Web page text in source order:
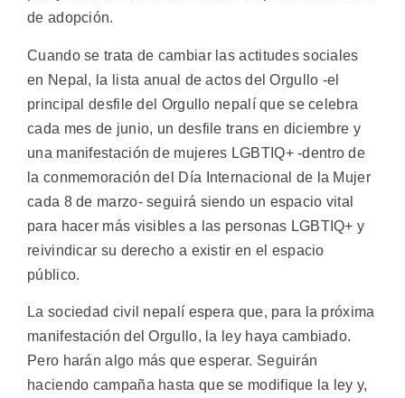
de adopción.
Cuando se trata de cambiar las actitudes sociales
en Nepal, la lista anual de actos del Orgullo -el
principal desfile del Orgullo nepalí que se celebra
cada mes de junio, un desfile trans en diciembre y
una manifestación de mujeres LGBTIQ+ -dentro de
la conmemoración del Día Internacional de la Mujer
cada 8 de marzo- seguirá siendo un espacio vital
para hacer más visibles a las personas LGBTIQ+ y
reivindicar su derecho a existir en el espacio
público.
La sociedad civil nepalí espera que, para la próxima
manifestación del Orgullo, la ley haya cambiado.
Pero harán algo más que esperar. Seguirán
haciendo campaña hasta que se modifique la ley y,